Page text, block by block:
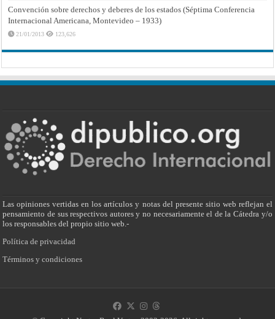
Convención sobre derechos y deberes de los estados (Séptima Conferencia
Internacional Americana, Montevideo – 1933)
21/01/2013 123,626
Las opiniones vertidas en los artículos y notas del presente sitio web reflejan el
pensamiento de sus respectivos autores y no necesariamente el de la Cátedra y/o
los responsables del propio sitio web.-
Política de privacidad
Términos y condiciones